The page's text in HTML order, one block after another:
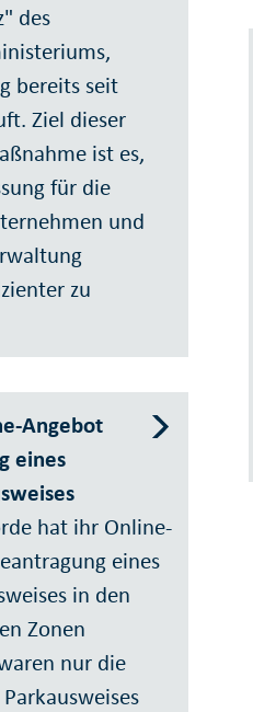
des
bereits seit
Ziel dieser
ist es,
für die
und
zu
Angebot
eines
hat ihr Online-
eines
in den
Zonen
nur die